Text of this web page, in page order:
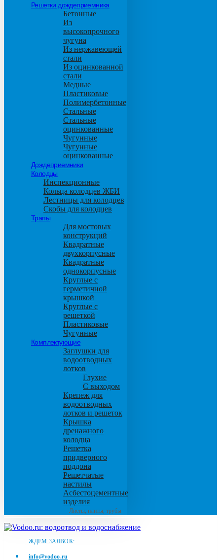
Решетки дождеприемника
Бетонные
Из
высокопрочного
чугуна
Из нержавеющей
стали
Из оцинкованной
стали
Медные
Пластиковые
Полимербетонные
Стальные
Стальные
оцинкованные
Чугунные
Чугунные
оцинкованные
Дождеприемники
Колодцы
Инспекционные
Кольца колодцев ЖБИ
Лестницы для колодцев
Скобы для колодцев
Трапы
Для мостовых
конструкций
Квадратные
двухкорпусные
Квадратные
однокорпусные
Круглые с
герметичной
крышкой
Круглые с
решеткой
Пластиковые
Чугунные
Комплектующие
Заглушки для
водоотводных
лотков
Глухие
С выходом
Крепеж для
водоотводных
лотков и решеток
Крышка
дренажного
колодца
Решетка
придверного
поддона
Решетчатые
настилы
Асбестоцементные
изделия
Листы, плиты, трубы
ЖДЕМ ЗАЯВОК:
info@vodoo.ru